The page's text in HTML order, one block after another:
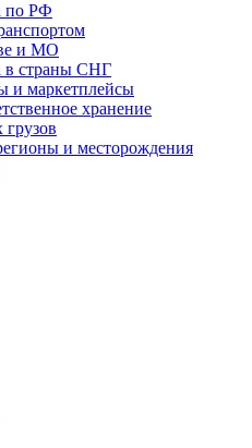
по РФ
и МО
в страны СНГ
и маркетплейсы
хранение
грузов
и месторождения